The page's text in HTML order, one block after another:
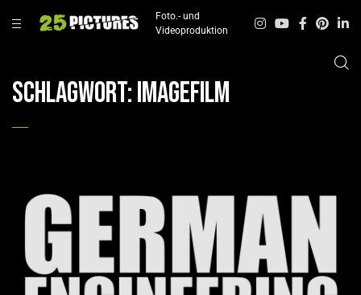
Foto.- und
Videoproduktion
Schlagwort:Imagefilm